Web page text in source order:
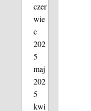
czer
wie
c
202
5
maj
202
5
kwi